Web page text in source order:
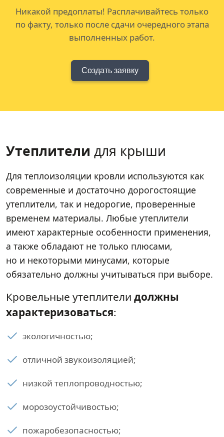
Никакой предоплаты! Расплачивайтесь только
по факту, только после сдачи очередного этапа
выполненных работ.
Создать заявку
Утеплители для крыши
Для теплоизоляции кровли используются как
современные и достаточно дорогостоящие
утеплители, так и недорогие, проверенные
временем материалы. Любые утеплители
имеют характерные особенности применения,
а также обладают не только плюсами,
но и некоторыми минусами, которые
обязательно должны учитываться при выборе.
Кровельные утеплители должны
характеризоваться:
экологичностью;
отличной звукоизоляцией;
низкой теплопроводностью;
морозоустойчивостью;
пожаробезопасностью;